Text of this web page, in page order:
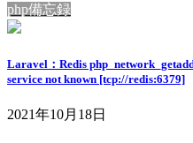
php備忘録
Laravel：Redis
service not known [tcp://redis:6379]
2021年10月18日